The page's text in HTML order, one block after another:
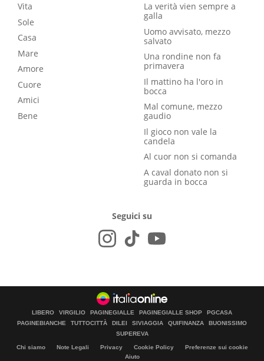
Vita
Sole
Casa
Mare
Amore
Cuore
Amici
Bene
La verità vien sempre a
galla
Uomo avvisato, mezzo
salvato
Una rondine non fa
primavera
Il mattino ha l'oro in
bocca
Mal comune, mezzo
gaudio
Il gioco non vale la
candela
Al cuor non si comanda
A caval donato non si
guarda in bocca
Seguici su
LIBERO VIRGILIO PAGINEGIALLE PAGINEGIALLE SHOP
PGCASA
PAGINEBIANCHE
TUTTOCITTÀ DILEI SIVIAGGIA QUIFINANZA
BUONISSIMO
SUPEREVA
Chi siamo Note Legali Privacy Cookie Policy
Preferenze sui cookie
Aiuto